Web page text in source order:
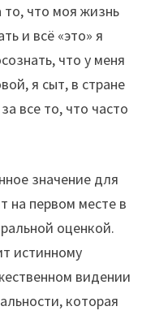
то, что моя жизнь
и всё «это» я
что у меня
я сыт, в стране
все то, что часто
значение для
на первом месте в
оценкой.
истинному
видении
которая